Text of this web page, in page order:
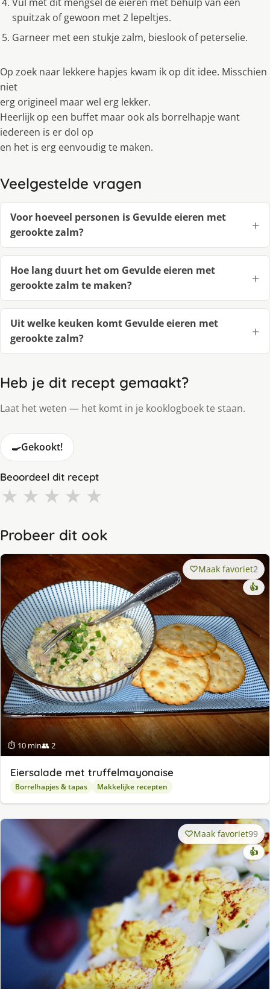
spuitzak of gewoon met 2 lepeltjes.
Garneer met een stukje zalm, bieslook of peterselie.
Op zoek naar lekkere hapjes kwam ik op dit idee. Misschien
niet
erg origineel maar wel erg lekker.
Heerlĳk op een buffet maar ook als borrelhapje want
iedereen is er dol op
en het is erg eenvoudig te maken.
Veelgestelde vragen
Voor hoeveel personen is Gevulde eieren met
gerookte zalm?
Hoe lang duurt het om Gevulde eieren met
gerookte zalm te maken?
Uit welke keuken komt Gevulde eieren met
gerookte zalm?
Heb je dit recept gemaakt?
Laat het weten — het komt in je kooklogboek te staan.
🍳Gekookt!
Beoordeel dit recept
★ ★ ★ ★ ★
Probeer dit ook
⏱ 10 min👥 2
Maak favoriet2
👍
Eiersalade met truffelmayonaise
Borrelhapjes & tapas Makkelijke recepten
Maak favoriet99
👍